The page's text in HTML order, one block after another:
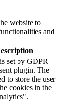
website to
and
set by GDPR
plugin. The
to store the user
cookies in the